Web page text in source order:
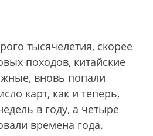
тысячелетия, скорее
походов, китайские
вновь попали
карт, как и теперь,
в году, а четыре
времена года.